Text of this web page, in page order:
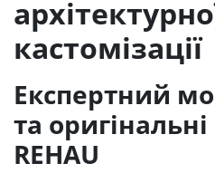
кастомізації
Експертний
та
REHAU